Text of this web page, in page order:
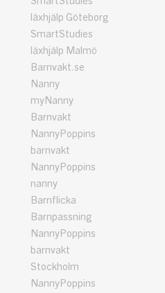
läxhjälp Göteborg
SmartStudies
läxhjälp Malmö
Barnvakt.se
Nanny
myNanny
Barnvakt
NannyPoppins
barnvakt
NannyPoppins
nanny
Barnflicka
Barnpassning
NannyPoppins
barnvakt
Stockholm
NannyPoppins